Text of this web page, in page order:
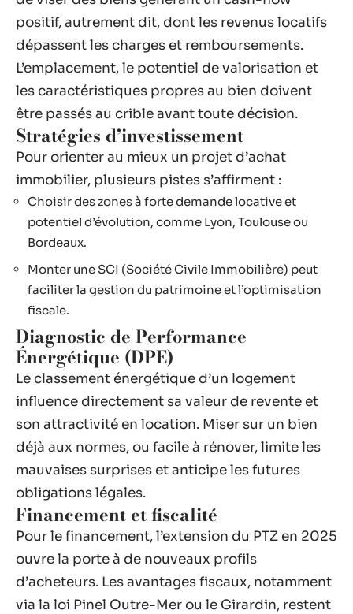
positif, autrement dit, dont les revenus locatifs
dépassent les charges et remboursements.
L’emplacement, le potentiel de valorisation et
les caractéristiques propres au bien doivent
être passés au crible avant toute décision.
Stratégies d’investissement
Pour orienter au mieux un projet d’achat
immobilier, plusieurs pistes s’affirment :
Choisir des zones à forte demande locative et
potentiel d’évolution, comme Lyon, Toulouse ou
Bordeaux.
Monter une SCI (Société Civile Immobilière) peut
faciliter la gestion du patrimoine et l’optimisation
fiscale.
Diagnostic de Performance
Énergétique (DPE)
Le classement énergétique d’un logement
influence directement sa valeur de revente et
son attractivité en location. Miser sur un bien
déjà aux normes, ou facile à rénover, limite les
mauvaises surprises et anticipe les futures
obligations légales.
Financement et fiscalité
Pour le financement, l’extension du PTZ en 2025
ouvre la porte à de nouveaux profils
d’acheteurs. Les avantages fiscaux, notamment
via la loi Pinel Outre-Mer ou le Girardin, restent